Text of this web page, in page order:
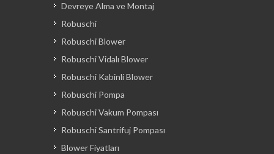
Devreye Alma ve Montaj
Robuschi
Robuschi Blower
Robuschi Vidalı Blower
Robuschi Kabinli Blower
Robuschi Pompa
Robuschi Vakum Pompası
Robuschi Santrifuj Pompası
Blower Fiyatları